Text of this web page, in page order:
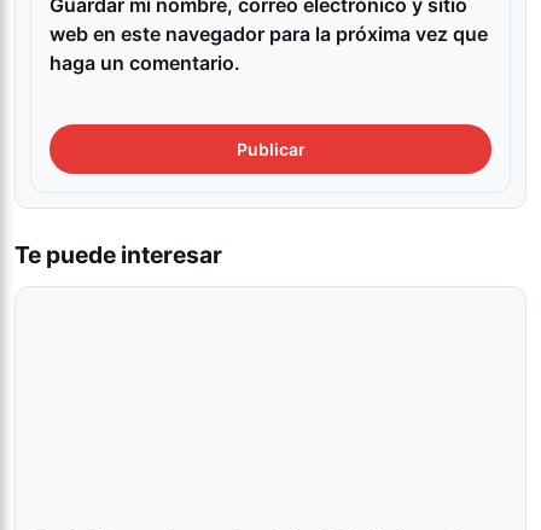
Guardar mi nombre, correo electrónico y sitio
web en este navegador para la próxima vez que
haga un comentario.
Te puede interesar